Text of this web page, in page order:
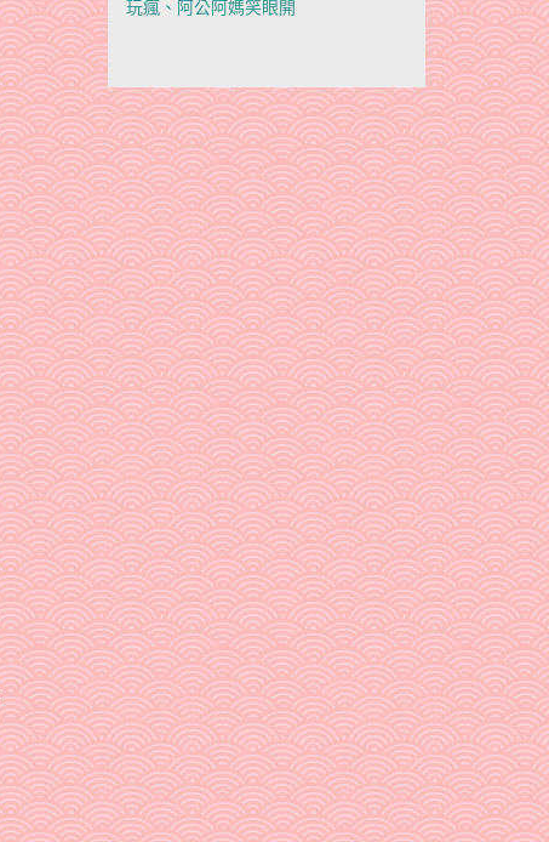
玩瘋、阿公阿媽笑眼開